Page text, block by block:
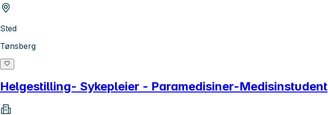
Sted
Tønsberg
Helgestilling- Sykepleier - Paramedisiner-Medisinstudent